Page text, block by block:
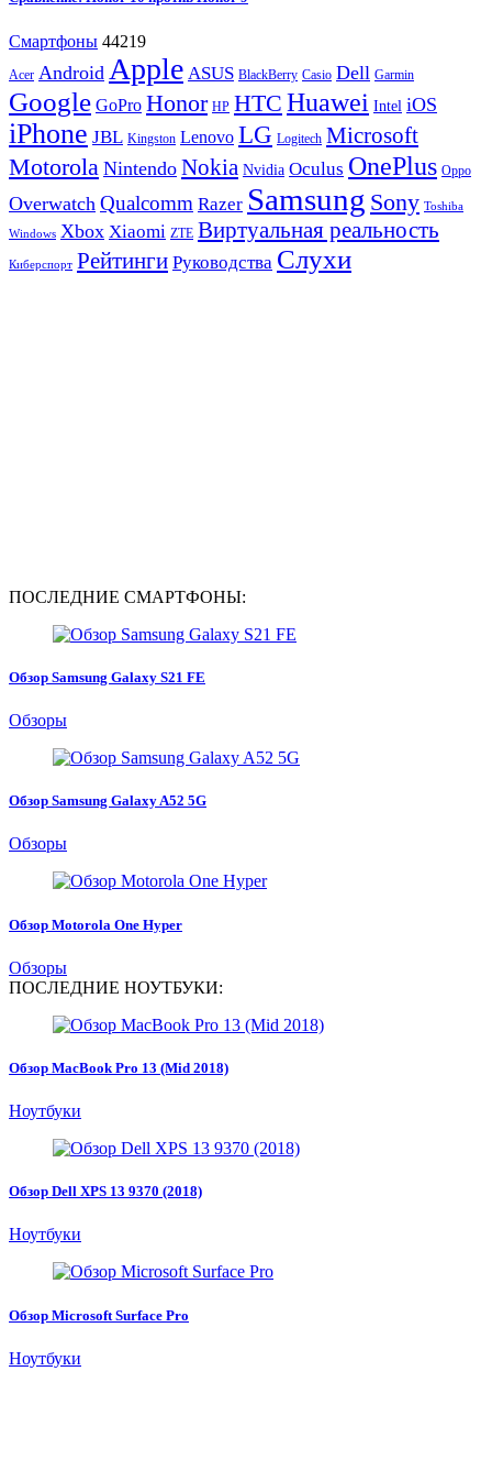
Смартфоны 44219
Acer Android Apple ASUS BlackBerry Casio Dell Garmin
Google GoPro Honor HP HTC Huawei Intel iOS
iPhone JBL Kingston Lenovo LG Logitech Microsoft
Motorola Nintendo Nokia Nvidia Oculus OnePlus Oppo
Overwatch Qualcomm Razer Samsung Sony Toshiba
Windows Xbox Xiaomi ZTE Виртуальная реальность
Киберспорт Рейтинги Руководства Слухи
ПОСЛЕДНИЕ СМАРТФОНЫ:
Обзор Samsung Galaxy S21 FE
Обзоры
Обзор Samsung Galaxy A52 5G
Обзоры
Обзор Motorola One Hyper
Обзоры
ПОСЛЕДНИЕ НОУТБУКИ:
Обзор MacBook Pro 13 (Mid 2018)
Ноутбуки
Обзор Dell XPS 13 9370 (2018)
Ноутбуки
Обзор Microsoft Surface Pro
Ноутбуки